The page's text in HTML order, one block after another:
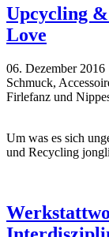
Upcycling
Love
06. Dezember 2016
Schmuck,
Firlefanz und
Um was es sich
und Recycling